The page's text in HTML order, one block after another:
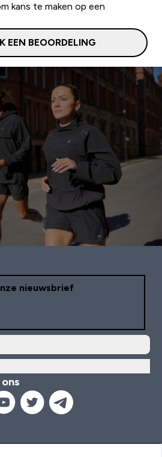
kans te maken op een
EEN BEOORDELING
nieuwsbrief